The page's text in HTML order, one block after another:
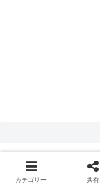
利用規約
カテゴリー 共有